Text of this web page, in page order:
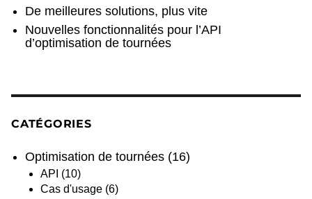
De meilleures solutions, plus vite
Nouvelles fonctionnalités pour l’API
d’optimisation de tournées
CATÉGORIES
Optimisation de tournées (16)
API (10)
Cas d'usage (6)